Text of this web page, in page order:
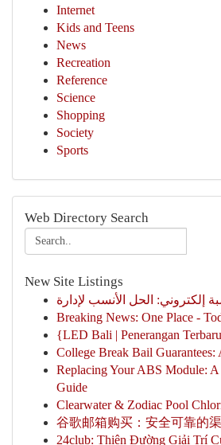
Internet
Kids and Teens
News
Recreation
Reference
Science
Shopping
Society
Sports
Web Directory Search
New Site Listings
Breaking News: One Place -
{LED Bali | Penerangan
College Break Bail
Replacing Your ABS Module: A
Guide
Clearwater & Zodiac Pool
谷歌邮箱购买：安全可靠的
24club: Thiên Đường Giải Trí